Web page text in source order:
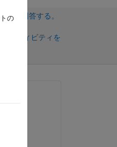
問に回答する。
アクティビティを
の